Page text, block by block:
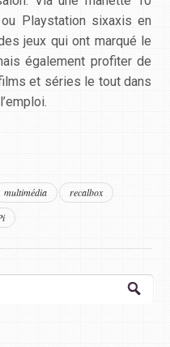
Playstation sixaxis en
jeux qui ont marqué le
également profiter de
et séries le tout dans
multimédia
recalbox